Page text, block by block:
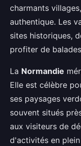
charmants
authentique. Les
sites historiques,
profiter de
La Normandie
Elle est célèbre
ses paysages
souvent situés
aux visiteurs de
d'activités en